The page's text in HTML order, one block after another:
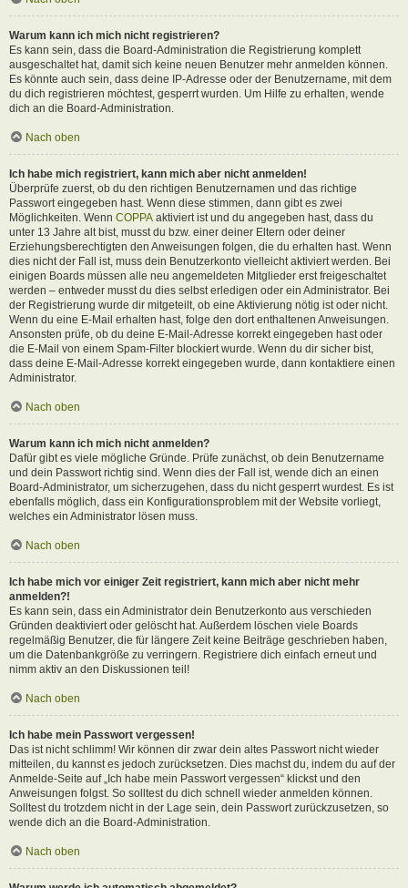
Warum kann ich mich nicht registrieren?
Es kann sein, dass die Board-Administration die Registrierung komplett
ausgeschaltet hat, damit sich keine neuen Benutzer mehr anmelden können.
Es könnte auch sein, dass deine IP-Adresse oder der Benutzername, mit dem
du dich registrieren möchtest, gesperrt wurden. Um Hilfe zu erhalten, wende
dich an die Board-Administration.
Nach oben
Ich habe mich registriert, kann mich aber nicht anmelden!
Überprüfe zuerst, ob du den richtigen Benutzernamen und das richtige
Passwort eingegeben hast. Wenn diese stimmen, dann gibt es zwei
Möglichkeiten. Wenn COPPA aktiviert ist und du angegeben hast, dass du
unter 13 Jahre alt bist, musst du bzw. einer deiner Eltern oder deiner
Erziehungsberechtigten den Anweisungen folgen, die du erhalten hast. Wenn
dies nicht der Fall ist, muss dein Benutzerkonto vielleicht aktiviert werden. Bei
einigen Boards müssen alle neu angemeldeten Mitglieder erst freigeschaltet
werden – entweder musst du dies selbst erledigen oder ein Administrator. Bei
der Registrierung wurde dir mitgeteilt, ob eine Aktivierung nötig ist oder nicht.
Wenn du eine E-Mail erhalten hast, folge den dort enthaltenen Anweisungen.
Ansonsten prüfe, ob du deine E-Mail-Adresse korrekt eingegeben hast oder
die E-Mail von einem Spam-Filter blockiert wurde. Wenn du dir sicher bist,
dass deine E-Mail-Adresse korrekt eingegeben wurde, dann kontaktiere einen
Administrator.
Nach oben
Warum kann ich mich nicht anmelden?
Dafür gibt es viele mögliche Gründe. Prüfe zunächst, ob dein Benutzername
und dein Passwort richtig sind. Wenn dies der Fall ist, wende dich an einen
Board-Administrator, um sicherzugehen, dass du nicht gesperrt wurdest. Es ist
ebenfalls möglich, dass ein Konfigurationsproblem mit der Website vorliegt,
welches ein Administrator lösen muss.
Nach oben
Ich habe mich vor einiger Zeit registriert, kann mich aber nicht mehr
anmelden?!
Es kann sein, dass ein Administrator dein Benutzerkonto aus verschieden
Gründen deaktiviert oder gelöscht hat. Außerdem löschen viele Boards
regelmäßig Benutzer, die für längere Zeit keine Beiträge geschrieben haben,
um die Datenbankgröße zu verringern. Registriere dich einfach erneut und
nimm aktiv an den Diskussionen teil!
Nach oben
Ich habe mein Passwort vergessen!
Das ist nicht schlimm! Wir können dir zwar dein altes Passwort nicht wieder
mitteilen, du kannst es jedoch zurücksetzen. Dies machst du, indem du auf der
Anmelde-Seite auf „Ich habe mein Passwort vergessen“ klickst und den
Anweisungen folgst. So solltest du dich schnell wieder anmelden können.
Solltest du trotzdem nicht in der Lage sein, dein Passwort zurückzusetzen, so
wende dich an die Board-Administration.
Nach oben